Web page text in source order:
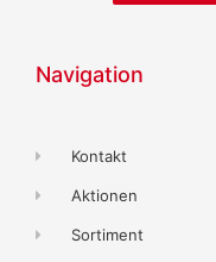
Navigation
Kontakt
Aktionen
Sortiment